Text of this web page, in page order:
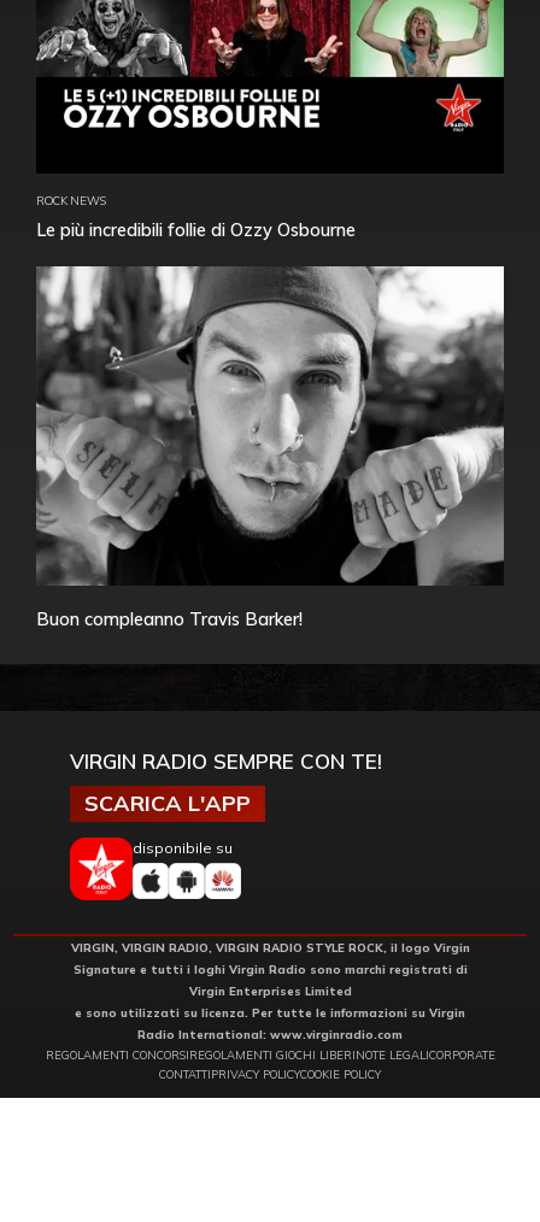
ROCK NEWS
Le più incredibili follie di Ozzy Osbourne
Buon compleanno Travis Barker!
VIRGIN RADIO SEMPRE CON TE!
SCARICA L'APP
disponibile su
VIRGIN, VIRGIN RADIO, VIRGIN RADIO STYLE ROCK, il logo Virgin
Signature e tutti i loghi Virgin Radio sono marchi registrati di
Virgin Enterprises Limited
e sono utilizzati su licenza. Per tutte le informazioni su Virgin
Radio International: www.virginradio.com
REGOLAMENTI CONCORSIREGOLAMENTI GIOCHI LIBERINOTE LEGALICORPORATE
CONTATTIPRIVACY POLICYCOOKIE POLICY